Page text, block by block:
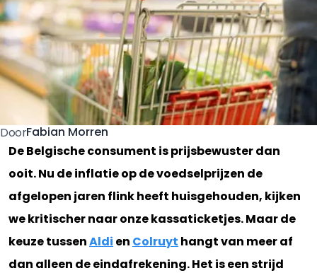
DoorFabian Morren
De Belgische consument is prijsbewuster dan
ooit. Nu de inflatie op de voedselprijzen de
afgelopen jaren flink heeft huisgehouden, kijken
we kritischer naar onze kassaticketjes. Maar de
keuze tussenAldi en Colruyt hangt van meer af
dan alleen de eindafrekening. Het is een strijd